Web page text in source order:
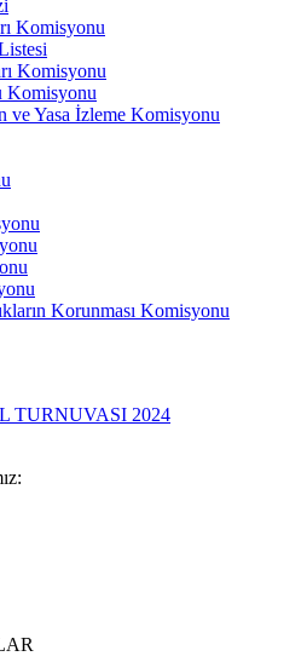
Komisyonu
Komisyonu
Komisyonu
ve Yasa İzleme Komisyonu
Korunması Komisyonu
TURNUVASI 2024